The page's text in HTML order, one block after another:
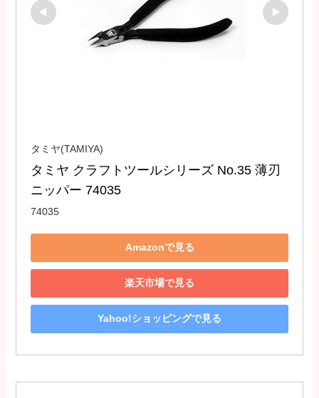
タミヤ(TAMIYA)
タミヤ クラフトツールシリーズ No.35 薄刃
ニッパー 74035
74035
Amazonで見る
楽天市場で見る
Yahoo!ショッピングで見る